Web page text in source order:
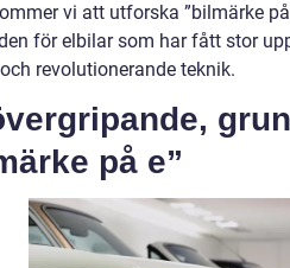
vi att utforska ”bilmärke
för elbilar som har fått stor
revolutionerande teknik.
på e”